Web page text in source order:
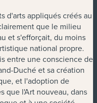
d'arts appliqués créés au
que le milieu
et s'efforçait, du moins
national propre.
entre une conscience de
Duché et sa création
et l'adoption de
que l'Art nouveau, dans